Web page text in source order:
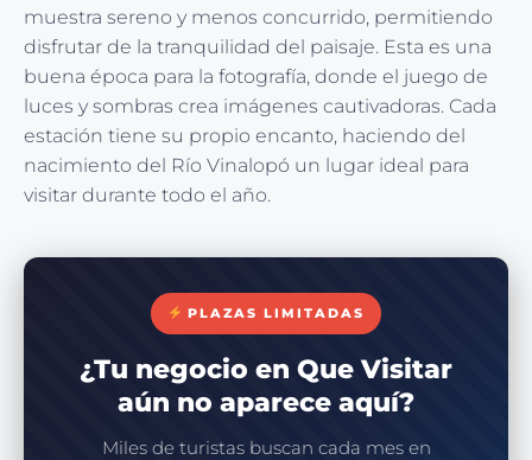
muestra sereno y menos concurrido, permitiendo
disfrutar de la tranquilidad del paisaje. Esta es una
buena época para la fotografía, donde el juego de
luces y sombras crea imágenes cautivadoras. Cada
estación tiene su propio encanto, haciendo del
nacimiento del Río Vinalopó un lugar ideal para
visitar durante todo el año.
PLAZAS LIMITADAS
¿Tu negocio en Que Visitar
aún no aparece aquí?
Miles de turistas buscan cada mes en